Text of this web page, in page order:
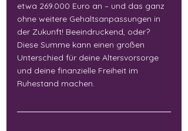
etwa 269.000 Euro an – und das ganz
ohne weitere Gehaltsanpassungen in
der Zukunft! Beeindruckend, oder?
Diese Summe kann einen großen
Unterschied für deine Altersvorsorge
und deine finanzielle Freiheit im
Ruhestand machen.